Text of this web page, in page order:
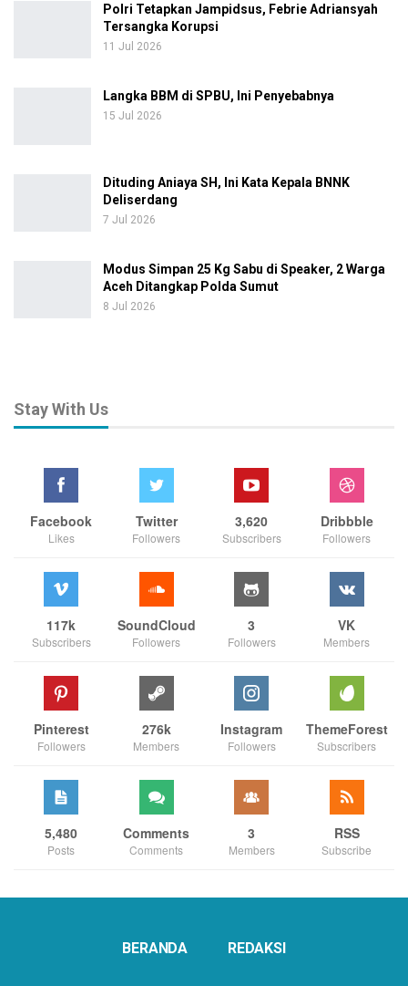
Polri Tetapkan Jampidsus, Febrie Adriansyah
Tersangka Korupsi
11 Jul 2026
Langka BBM di SPBU, Ini Penyebabnya
15 Jul 2026
Dituding Aniaya SH, Ini Kata Kepala BNNK
Deliserdang
7 Jul 2026
Modus Simpan 25 Kg Sabu di Speaker, 2 Warga
Aceh Ditangkap Polda Sumut
8 Jul 2026
Stay With Us
Facebook
Likes
Twitter
Followers
3,620
Subscribers
Dribbble
Followers
117k
Subscribers
SoundCloud
Followers
3
Followers
VK
Members
Pinterest
Followers
276k
Members
Instagram
Followers
ThemeForest
Subscribers
5,480
Posts
Comments
Comments
3
Members
RSS
Subscribe
BERANDA REDAKSI